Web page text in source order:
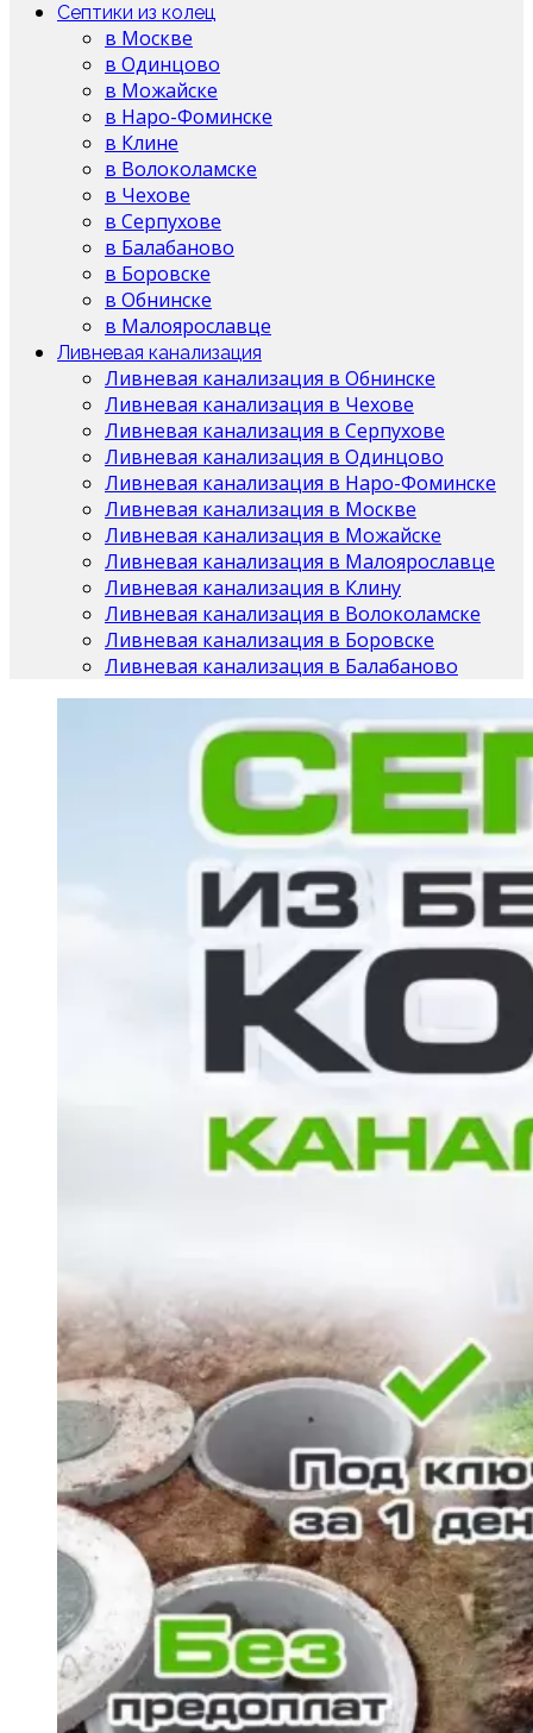
Септики из колец
в Москве
в Одинцово
в Можайске
в Наро-Фоминске
в Клине
в Волоколамске
в Чехове
в Серпухове
в Балабаново
в Боровске
в Обнинске
в Малоярославце
Ливневая канализация
Ливневая канализация в Обнинске
Ливневая канализация в Чехове
Ливневая канализация в Серпухове
Ливневая канализация в Одинцово
Ливневая канализация в Наро-Фоминске
Ливневая канализация в Москве
Ливневая канализация в Можайске
Ливневая канализация в Малоярославце
Ливневая канализация в Клину
Ливневая канализация в Волоколамске
Ливневая канализация в Боровске
Ливневая канализация в Балабаново